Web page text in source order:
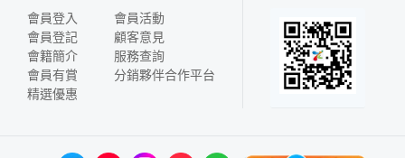
會員登入
會員登記
會籍簡介
會員有賞
精選優惠
會員活動
顧客意見
服務查詢
分銷夥伴合作平台